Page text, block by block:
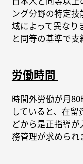
ング分野の特定
域によって異な
と同等の基準で支
労働時間
時間外労働が月
していると、在
どから是正指導
務管理が求められ